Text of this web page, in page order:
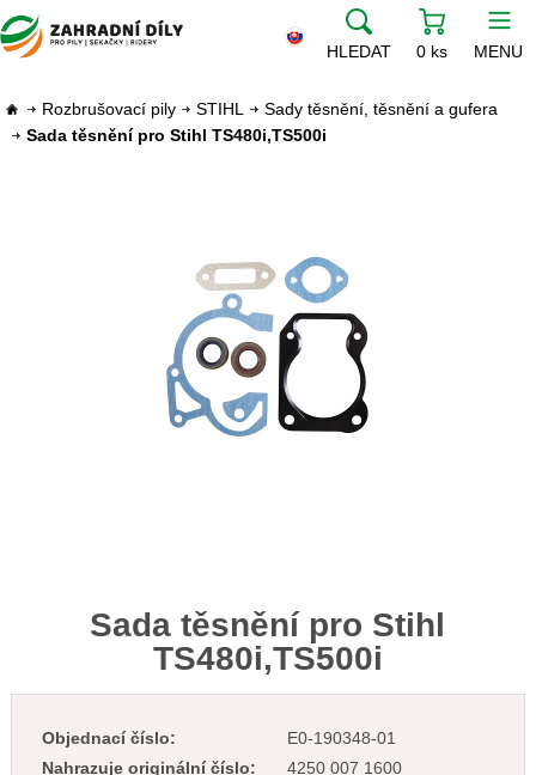
HLEDAT 0 ks MENU
Rozbrušovací pily STIHL
Sady těsnění, těsnění a gufera
Sada těsnění pro Stihl TS480i,TS500i
Sada těsnění pro Stihl
TS480i,TS500i
Objednací číslo:
E0-190348-01
Nahrazuje originální číslo:
4250 007 1600